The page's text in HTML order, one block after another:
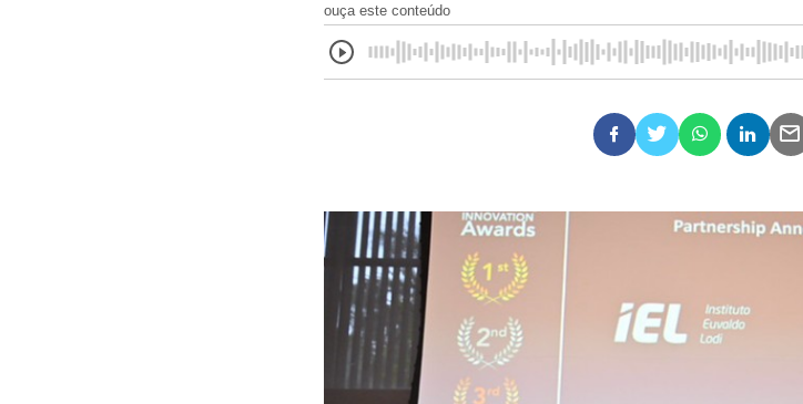
ouça este conteúdo